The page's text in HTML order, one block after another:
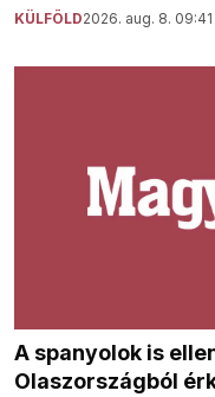
KÜLFÖLD2026. aug. 8. 09:41
A spanyolok is
Olaszországból